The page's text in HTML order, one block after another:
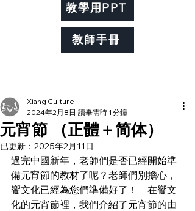
教學用PPT
教師手冊
元宵節 （正體＋简体）
Xiang Culture
2024年2月8日 讀畢需時 1 分鐘
已更新： 2025年2月11日
過完中國新年，老師們是否已經開始準
備元宵節的教材了呢？老師們別擔心，
饗文化已經為您們準備好了！　在饗文
化的元宵節裡，我們介紹了元宵節的由